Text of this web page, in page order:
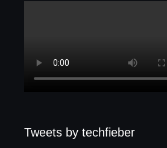
Tweets by techfieber